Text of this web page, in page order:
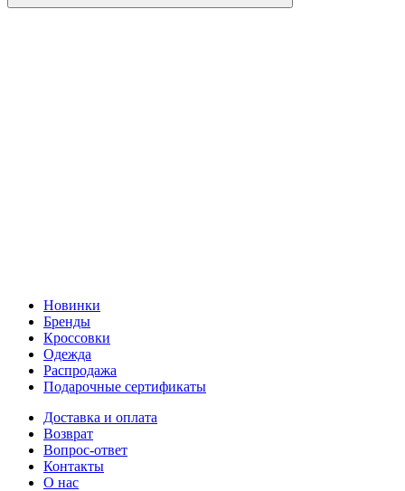
Новинки
Бренды
Кроссовки
Одежда
Распродажа
Подарочные сертификаты
Доставка и оплата
Возврат
Вопрос-ответ
Контакты
О нас